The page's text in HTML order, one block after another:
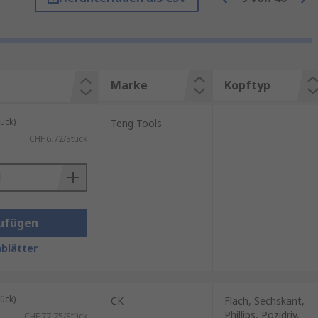
wie Kreuzschlitz (Phillips,
gerüstet.
und der passende Bit. Dies
ermöglichen. So
Stahl, die für eine lange
Marke Kopftyp
CHF.6.72/Stück
Teng Tools -
CK
Flach, Sechskant,
Phillips, Pozidriv,